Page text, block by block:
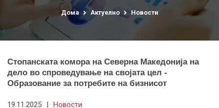
Дома Актуелно Новости
Стопанската комора на Северна Македонија на
дело во спроведување на својата цел -
Образование за потребите на бизнисот
19.11.2025 | Новости